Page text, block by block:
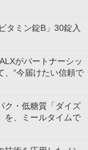
タミン錠B」30錠入
がパートナーシッ
、“今届けたい信頼で
ク・低糖質「ダイズ
を、ミールタイムで